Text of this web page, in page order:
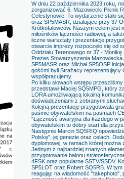
W dniu 22 października 2023 roku,
zorganizować 6. Mazowiecki Piknik
Celestynowie. To wydarzenie stało
oraz SP5MASR, działające przy 37
Krótkofalowców. Naszym celem jest
miłośników łączności radiowej, a
liczne warsztaty i prezentacje
otwarcie imprezy rozpoczęło się od
Oddziału Terenowego nr 37 -
Prezes Stowarzyszenia
SP5MASR oraz Michał SP5OSP
gośćmi byli Strażacy reprezentujący
współpracujemy.
Po kilku słowach wstępu
przedstawił Maciej SQ5MPG, który
LORA umożliwiającą lokalną
doświadczeniami z zebranymi
Kolejną prezentację przygotowała
paśmie obywatelskim na pasmach
"Łączność awaryjna dla każdego w
obywatelskim to dobry start dla
Następnie Marcin SQ5RIQ
Polskę", jej genezie oraz celach.
dyplomowej, w ramach której
Jednym z najbardziej znanych
przygotowanie balonu
4FSK oraz popularne SSTV/SSDV.
SP5LOT oraz Robert SQ5RB. W
reagując na wiadomość "takephoto",